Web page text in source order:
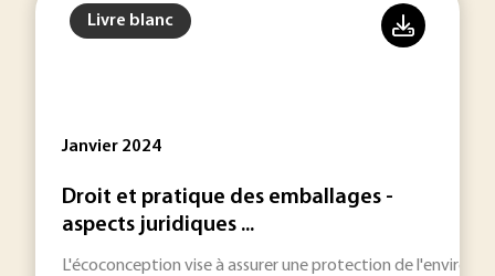
Livre blanc
Janvier 2024
Droit et pratique des emballages -
aspects juridiques ...
L'écoconception vise à assurer une protection de